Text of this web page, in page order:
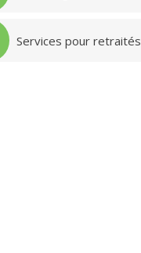
Services pour retraités